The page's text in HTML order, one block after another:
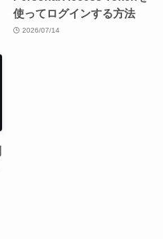
使ってログインする方法
2026/07/14